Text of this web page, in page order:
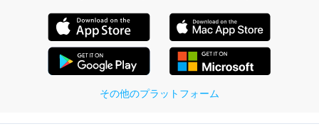
その他のプラットフォーム